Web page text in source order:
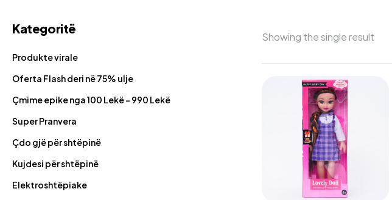
Showing the single result
Kategoritë
Produkte virale
Oferta Flash deri në 75% ulje
Çmime epike nga 100 Lekë - 990 Lekë
Super Pranvera
Çdo gjë për shtëpinë
Kujdesi për shtëpinë
Elektroshtëpiake